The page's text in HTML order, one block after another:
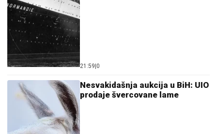
21:59 0
Nesvakidašnja aukcija u BiH: UIO
prodaje švercovane lame